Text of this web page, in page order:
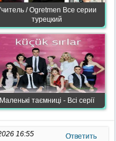
/ Ogretmen Все серии
турецкий
Маленькі таємниці - Всі серії
16:55 Ответить